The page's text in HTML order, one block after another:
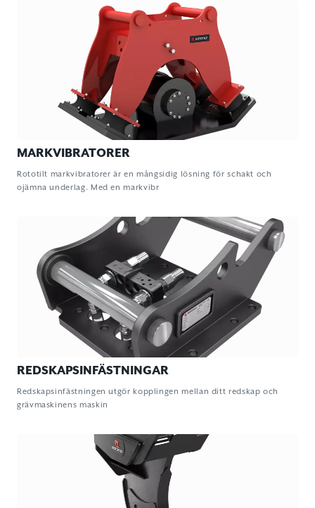
MARKVIBRATORER
Rototilt markvibratorer är en mångsidig lösning för schakt och
ojämna underlag. Med en markvibr
REDSKAPSINFÄSTNINGAR
Redskapsinfästningen utgör kopplingen mellan ditt redskap och
grävmaskinens maskin